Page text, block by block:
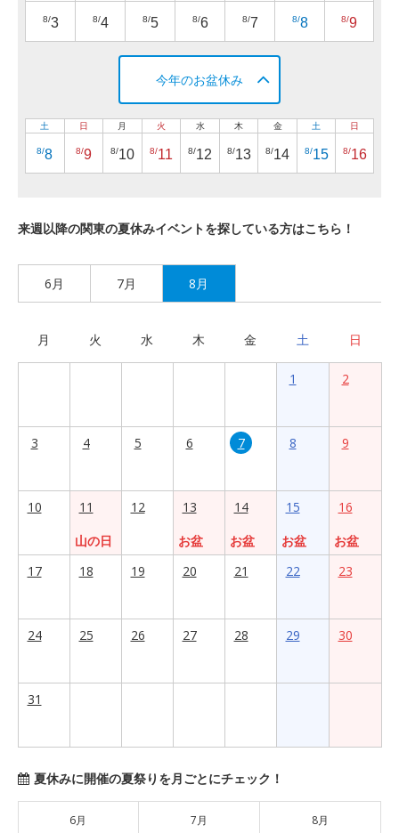
8/3 8/4 8/5 8/6 8/7 8/8 8/9
今年のお盆休み
土
8/8
日
8/9
月
8/10
火
8/11
水
8/12
木
8/13
金
8/14
土
8/15
日
8/16
来週以降の関東の夏休みイベントを探している方はこちら！
6月 7月 8月
月 火 水 木 金 土 日
1 2
3 4 5 6 7 8 9
10
11
山の日
12
13
お盆
14
お盆
15
お盆
16
お盆
17
18 19 20 21 22 23
24 25 26 27 28 29 30
31
夏休みに開催の夏祭りを月ごとにチェック！
6月 7月 8月